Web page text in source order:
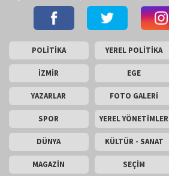
POLİTİKA YEREL POLİTİKA
İZMİR EGE
YAZARLAR FOTO GALERİ
SPOR YEREL YÖNETİMLER
DÜNYA KÜLTÜR - SANAT
MAGAZİN SEÇİM